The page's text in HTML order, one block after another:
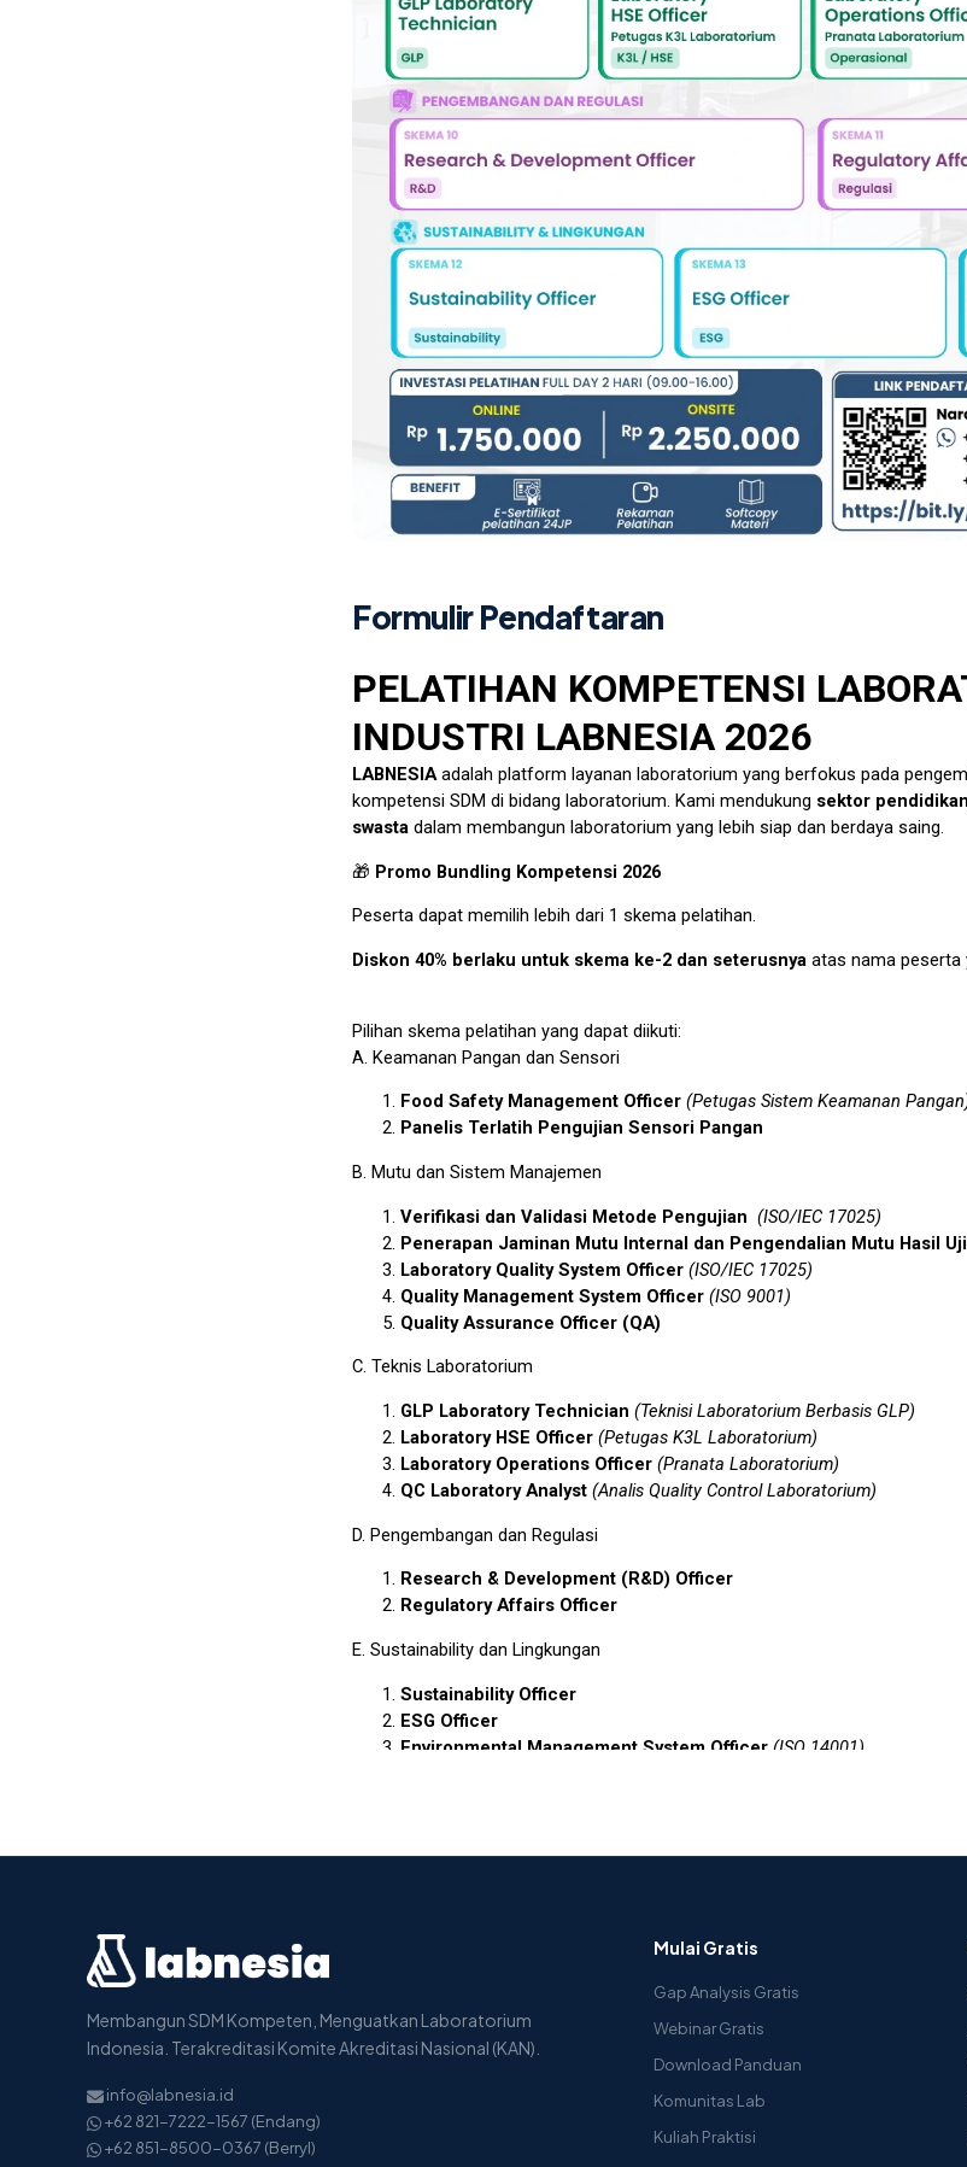
Formulir Pendaftaran
Membangun SDM Kompeten, Menguatkan Laboratorium
Indonesia. Terakreditasi Komite Akreditasi Nasional (KAN).
info@labnesia.id
+62 821-7222-1567 (Endang)
+62 851-8500-0367 (Berryl)
Mulai Gratis
Gap Analysis Gratis
Webinar Gratis
Download Panduan
Komunitas Lab
Kuliah Praktisi